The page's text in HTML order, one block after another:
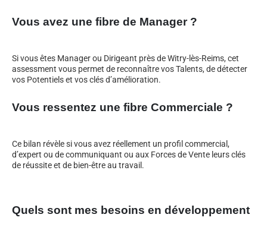
Vous avez une fibre de Manager ?
Si vous êtes Manager ou Dirigeant près de Witry-lès-Reims, cet
assessment vous permet de reconnaître vos Talents, de détecter
vos Potentiels et vos clés d’amélioration.
Vous ressentez une fibre Commerciale ?
Ce bilan révèle si vous avez réellement un profil commercial,
d’expert ou de communiquant ou aux Forces de Vente leurs clés
de réussite et de bien-être au travail.
Quels sont mes besoins en développement